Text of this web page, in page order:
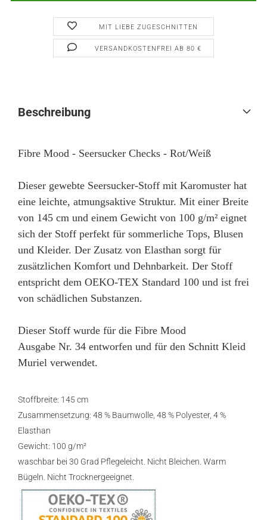
MIT LIEBE ZUGESCHNITTEN
VERSANDKOSTENFREI AB 80 €
Beschreibung
Fibre Mood - Seersucker Checks - Rot/Weiß
Dieser gewebte Seersucker-Stoff mit Karomuster hat
eine leichte, atmungsaktive Struktur. Mit einer Breite
von 145 cm und einem Gewicht von 100 g/m² eignet
sich der Stoff perfekt für sommerliche Tops, Blusen
und Kleider. Der Zusatz von Elasthan sorgt für
zusätzlichen Komfort und Dehnbarkeit. Der Stoff
entspricht dem OEKO-TEX Standard 100 und ist frei
von schädlichen Substanzen.
Dieser Stoff wurde für die Fibre Mood
Ausgabe Nr. 34 entworfen und für den Schnitt Kleid
Muriel verwendet.
Stoffbreite: 145 cm
Zusammensetzung: 48 % Baumwolle, 48 % Polyester, 4 %
Elasthan
Gewicht: 100 g/m²
waschbar bei 30 Grad Pflegeleicht. Nicht Bleichen. Warm
Bügeln. Nicht Trocknergeeignet.